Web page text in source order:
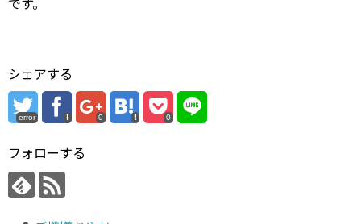
シェアする
error 0 0
フォローする